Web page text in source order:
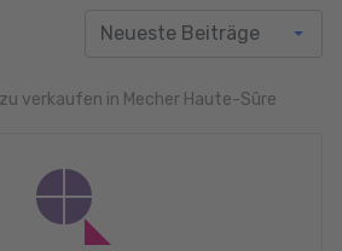
verkaufen in Mecher Haute-Sûre